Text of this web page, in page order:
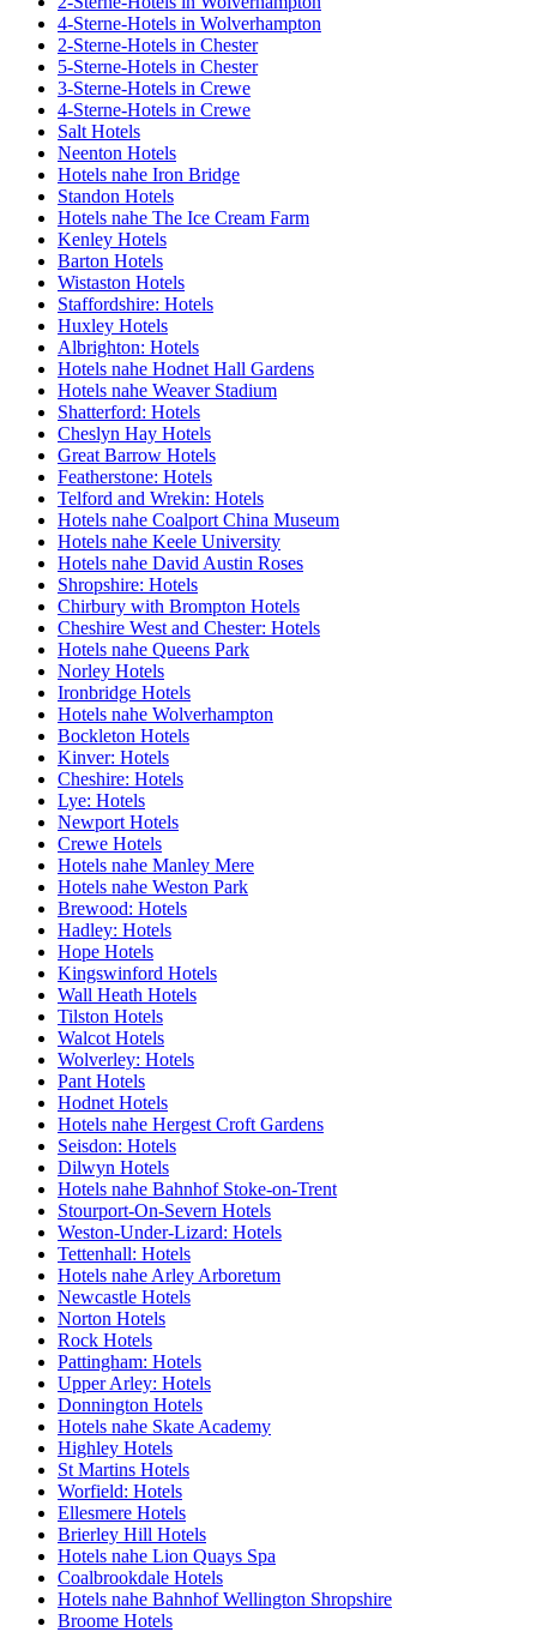
4-Sterne-Hotels in Wolverhampton
2-Sterne-Hotels in Chester
5-Sterne-Hotels in Chester
3-Sterne-Hotels in Crewe
4-Sterne-Hotels in Crewe
Salt Hotels
Neenton Hotels
Hotels nahe Iron Bridge
Standon Hotels
Hotels nahe The Ice Cream Farm
Kenley Hotels
Barton Hotels
Wistaston Hotels
Staffordshire: Hotels
Huxley Hotels
Albrighton: Hotels
Hotels nahe Hodnet Hall Gardens
Hotels nahe Weaver Stadium
Shatterford: Hotels
Cheslyn Hay Hotels
Great Barrow Hotels
Featherstone: Hotels
Telford and Wrekin: Hotels
Hotels nahe Coalport China Museum
Hotels nahe Keele University
Hotels nahe David Austin Roses
Shropshire: Hotels
Chirbury with Brompton Hotels
Cheshire West and Chester: Hotels
Hotels nahe Queens Park
Norley Hotels
Ironbridge Hotels
Hotels nahe Wolverhampton
Bockleton Hotels
Kinver: Hotels
Cheshire: Hotels
Lye: Hotels
Newport Hotels
Crewe Hotels
Hotels nahe Manley Mere
Hotels nahe Weston Park
Brewood: Hotels
Hadley: Hotels
Hope Hotels
Kingswinford Hotels
Wall Heath Hotels
Tilston Hotels
Walcot Hotels
Wolverley: Hotels
Pant Hotels
Hodnet Hotels
Hotels nahe Hergest Croft Gardens
Seisdon: Hotels
Dilwyn Hotels
Hotels nahe Bahnhof Stoke-on-Trent
Stourport-On-Severn Hotels
Weston-Under-Lizard: Hotels
Tettenhall: Hotels
Hotels nahe Arley Arboretum
Newcastle Hotels
Norton Hotels
Rock Hotels
Pattingham: Hotels
Upper Arley: Hotels
Donnington Hotels
Hotels nahe Skate Academy
Highley Hotels
St Martins Hotels
Worfield: Hotels
Ellesmere Hotels
Brierley Hill Hotels
Hotels nahe Lion Quays Spa
Coalbrookdale Hotels
Hotels nahe Bahnhof Wellington Shropshire
Broome Hotels